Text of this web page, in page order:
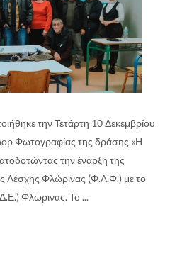
την Τετάρτη 10 Δεκεμβρίου
Φωτογραφίας της δράσης «Η
την έναρξη της
Λέσχης Φλώρινας (Φ.Λ.Φ.) με το
Φλώρινας. Το ...